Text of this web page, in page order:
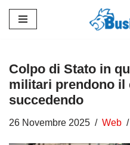
contenuto
Colpo di Stato in
militari prendono il
succedendo
26 Novembre 2025 Web